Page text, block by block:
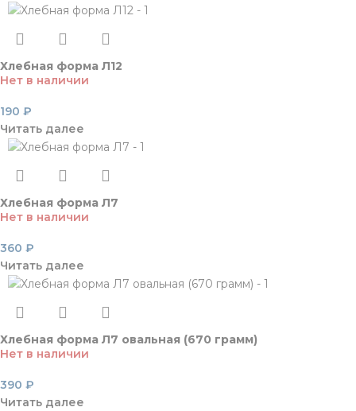
Хлебная форма Л12
Нет в наличии
190 ₽
Читать далее
Хлебная форма Л7
Нет в наличии
360 ₽
Читать далее
Хлебная форма Л7 овальная (670 грамм)
Нет в наличии
390 ₽
Читать далее